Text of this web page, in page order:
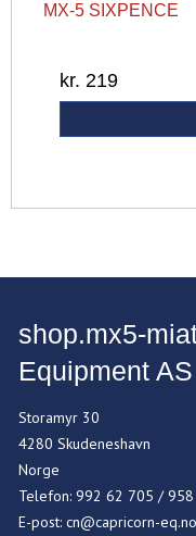
MX-5 SIXPENCE
kr. 219
shop.mx5-
Equipment AS
Storamyr 30
4280 Skudeneshavn
Norge
Telefon: 992 62 705 /
E-post: cn@capricorn-eq.no